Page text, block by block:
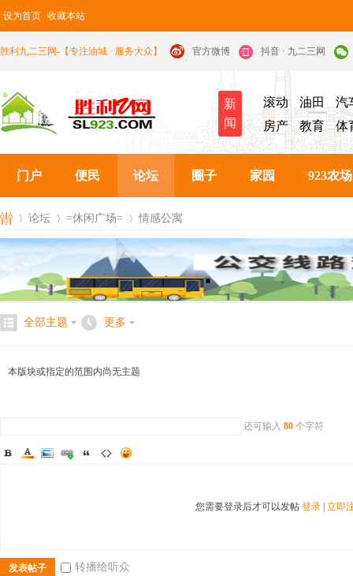
设为首页 收藏本站
胜利九二三网-【专注油城 · 服务大众】 官方微博 抖音 · 九二三网
新
闻
滚动 油田
汽
房产
教育 体
门户 便民 论坛 圈子 家园 923农场
论坛
›
=休闲广场=
›
情感公寓
全部主题 更多
本版块或指定的范围内尚无主题
还可输入 80 个字符
您需要登录后才可以发帖 登录 立即
发表帖子 转播给听众